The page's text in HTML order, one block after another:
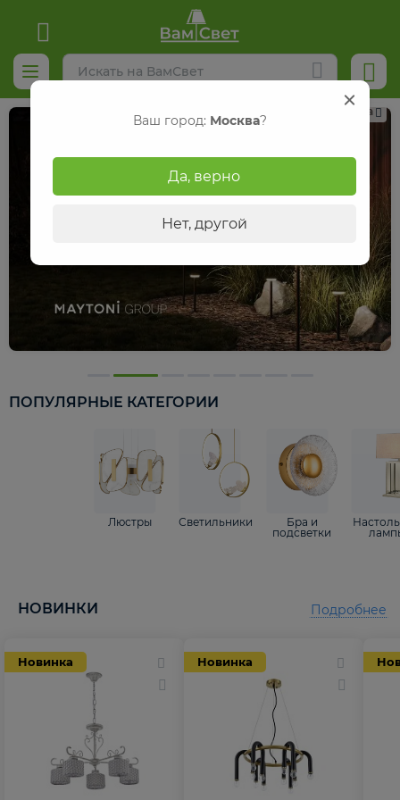
Реклама
ПОПУЛЯРНЫЕ КАТЕГОРИИ
Люстры Светильники
Бра и
подсветки
НОВИНКИ
Новинка Новинка
Подробнее
Ваш город: Москва?
Да, верно
Нет, другой